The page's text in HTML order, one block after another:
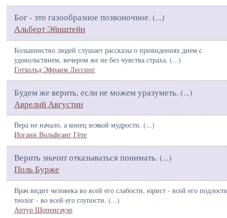
Бог - это газообразное позвоночное. (...)
Альберт Эйнштейн
Большинство людей слушает рассказы о привидениях днем с
удовольствием, вечером же не без чувства страха. (...)
Готхолъд Эфраим Лессинг
Будем же верить, если не можем уразуметь. (...)
Аврелий Августин
Вера не начало, а конец всякой мудрости. (...)
Иоганн Вольфганг Гёте
Верить значит отказываться понимать. (...)
Поль Бурже
Врач видит человека во всей его слабости, юрист - всей его
теолог - во всей его глупости. (...)
Артур Шопенгауэр